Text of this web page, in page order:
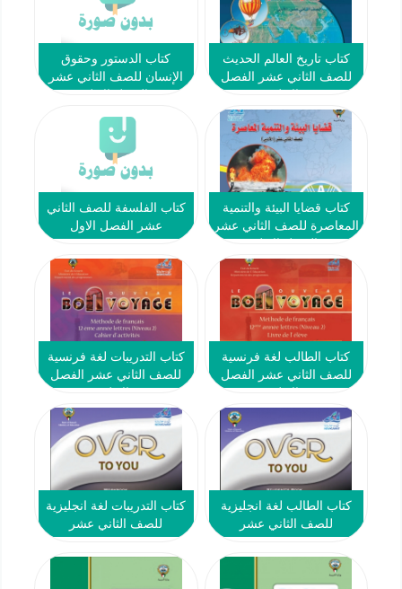
كتاب تاريخ العالم الحديث
للصف الثاني عشر الفصل
كتاب الدستور وحقوق
الإنسان للصف الثاني عشر
كتاب قضايا البيئة والتنمية
المعاصرة للصف الثاني عشر
كتاب الفلسفة للصف الثاني
عشر الفصل الاول
كتاب الطالب لغة فرنسية
للصف الثاني عشر الفصل
كتاب التدريبات لغة فرنسية
للصف الثاني عشر الفصل
كتاب الطالب لغة انجليزية
للصف الثاني عشر
كتاب التدريبات لغة انجليزية
للصف الثاني عشر